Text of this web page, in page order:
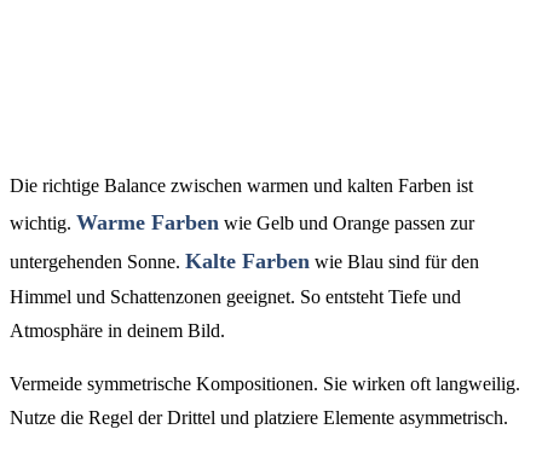
Die richtige Balance zwischen warmen und kalten Farben ist
wichtig. Warme Farben wie Gelb und Orange passen zur
untergehenden Sonne. Kalte Farben wie Blau sind für den
Himmel und Schattenzonen geeignet. So entsteht Tiefe und
Atmosphäre in deinem Bild.
Vermeide symmetrische Kompositionen. Sie wirken oft langweilig.
Nutze die Regel der Drittel und platziere Elemente asymmetrisch.